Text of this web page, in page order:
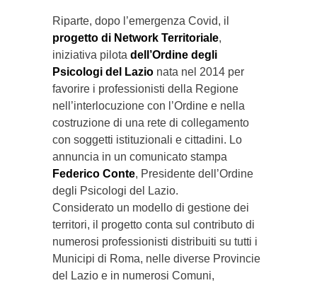
Riparte, dopo l’emergenza Covid, il
progetto di Network Territoriale,
iniziativa pilota dell’Ordine degli
Psicologi del Lazio nata nel 2014 per
favorire i professionisti della Regione
nell’interlocuzione con l’Ordine e nella
costruzione di una rete di collegamento
con soggetti istituzionali e cittadini. Lo
annuncia in un comunicato stampa
Federico Conte, Presidente dell’Ordine
degli Psicologi del Lazio.
Considerato un modello di gestione dei
territori, il progetto conta sul contributo di
numerosi professionisti distribuiti su tutti i
Municipi di Roma, nelle diverse Provincie
del Lazio e in numerosi Comuni,